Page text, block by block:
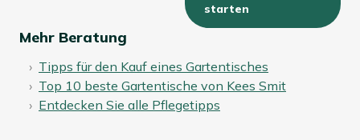
starten
Mehr Beratung
Tipps für den Kauf eines Gartentisches
Top 10 beste Gartentische von Kees Smit
Entdecken Sie alle Pflegetipps